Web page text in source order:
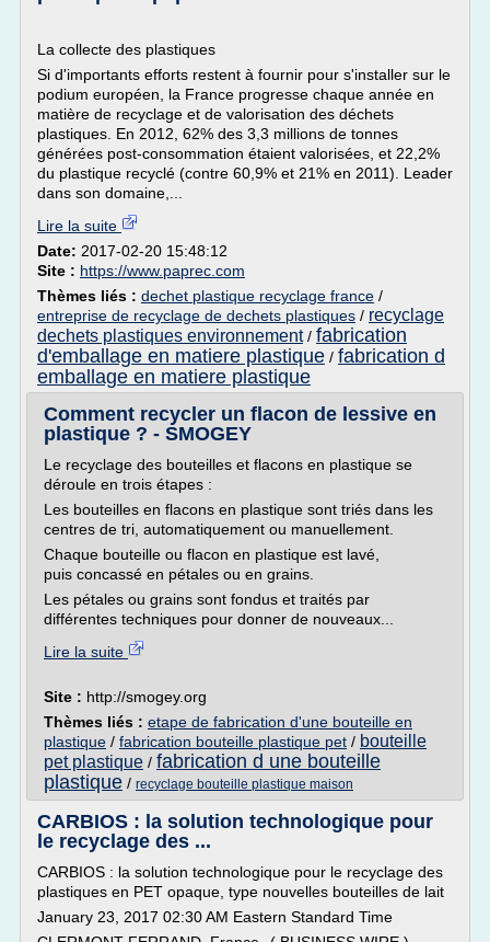
La collecte des plastiques
Si d'importants efforts restent à fournir pour s'installer sur le
podium européen, la France progresse chaque année en
matière de recyclage et de valorisation des déchets
plastiques. En 2012, 62% des 3,3 millions de tonnes
générées post-consommation étaient valorisées, et 22,2%
du plastique recyclé (contre 60,9% et 21% en 2011). Leader
dans son domaine,...
Lire la suite
Date: 2017-02-20 15:48:12
Site : https://www.paprec.com
Thèmes liés : dechet plastique recyclage france /
entreprise de recyclage de dechets plastiques / recyclage
dechets plastiques environnement/ fabrication
d'emballage en matiere plastique / fabrication d
emballage en matiere plastique
Comment recycler un flacon de lessive en
plastique ? - SMOGEY
Le recyclage des bouteilles et flacons en plastique se
déroule en trois étapes :
Les bouteilles en flacons en plastique sont triés dans les
centres de tri, automatiquement ou manuellement.
Chaque bouteille ou flacon en plastique est lavé,
puis concassé en pétales ou en grains.
Les pétales ou grains sont fondus et traités par
différentes techniques pour donner de nouveaux...
Lire la suite
Site : http://smogey.org
Thèmes liés : etape de fabrication d'une bouteille en
plastique / fabrication bouteille plastique pet / bouteille
pet plastique / fabrication d une bouteille
plastique / recyclage bouteille plastique maison
CARBIOS : la solution technologique pour
le recyclage des ...
CARBIOS : la solution technologique pour le recyclage des
plastiques en PET opaque, type nouvelles bouteilles de lait
January 23, 2017 02:30 AM Eastern Standard Time